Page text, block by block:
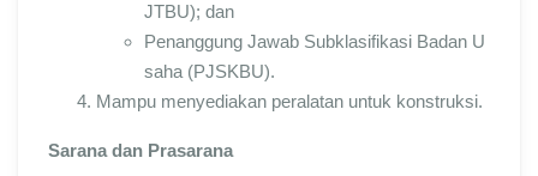
JTBU); dan
Penanggung Jawab Subklasifikasi Badan U
saha (PJSKBU).
Mampu menyediakan peralatan untuk konstruksi.
Sarana dan Prasarana